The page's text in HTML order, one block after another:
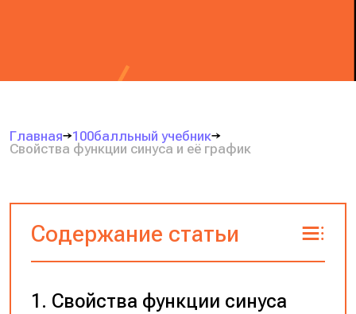
Главная
100балльный учебник
Свойства функции синуса и её график
Содержание статьи
Свойства функции синуса